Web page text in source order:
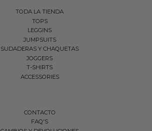
TODA LA TIENDA
TOPS
LEGGINS
JUMPSUITS
SUDADERAS Y CHAQUETAS
JOGGERS
T-SHIRTS
ACCESSORIES
CONTACTO
FAQ'S